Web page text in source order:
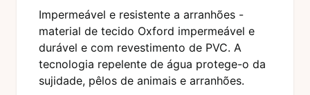
Impermeável e resistente a arranhões -
material de tecido Oxford impermeável e
durável e com revestimento de PVC. A
tecnologia repelente de água protege-o da
sujidade, pêlos de animais e arranhões.